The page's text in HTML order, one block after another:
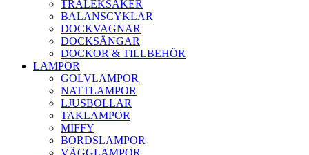
TRÄLEKSAKER
BALANSCYKLAR
DOCKVAGNAR
DOCKSÄNGAR
DOCKOR & TILLBEHÖR
LAMPOR
GOLVLAMPOR
NATTLAMPOR
LJUSBOLLAR
TAKLAMPOR
MIFFY
BORDSLAMPOR
VÄGGLAMPOR